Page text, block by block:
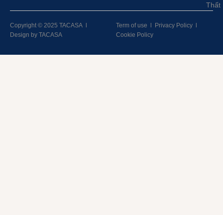
Thất
Copyright © 2025 TACASA
Design by TACASA
Term of use Privacy Policy
Cookie Policy